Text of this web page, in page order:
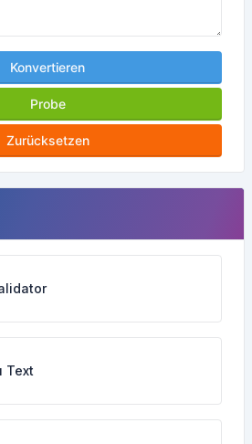
Konvertieren
Probe
Zurücksetzen
Text